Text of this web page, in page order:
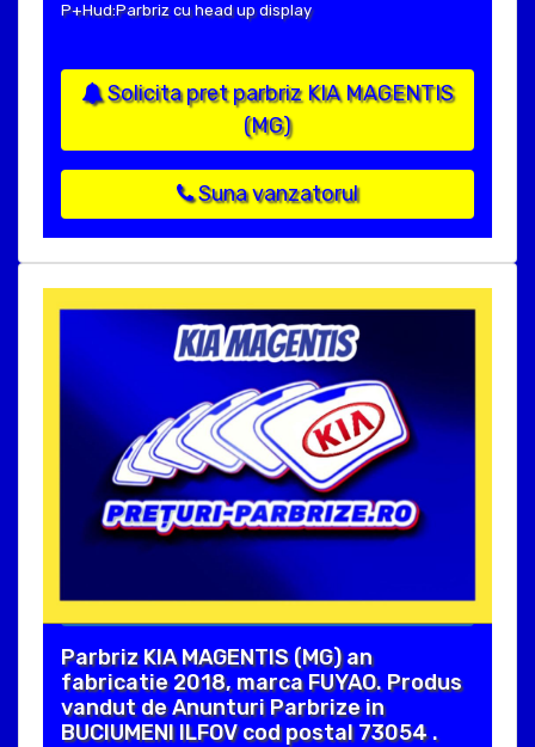
P+Hud:Parbriz cu head up display
Solicita pret parbriz KIA MAGENTIS
(MG)
Suna vanzatorul
Parbriz KIA MAGENTIS (MG) an
fabricatie 2018, marca FUYAO. Produs
vandut de Anunturi Parbrize in
BUCIUMENI ILFOV cod postal 73054 .